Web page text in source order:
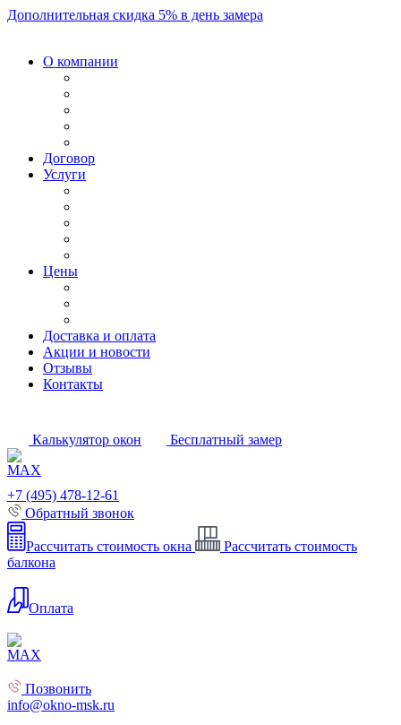
Дополнительная скидка 5% в день замера
О компании
Договор
Услуги
Цены
Доставка и оплата
Акции и новости
Отзывы
Контакты
Калькулятор окон Бесплатный замер
+7 (495) 478-12-61
Обратный звонок
Рассчитать стоимость окна
Рассчитать стоимость
балкона
Оплата
Позвонить
info@okno-msk.ru